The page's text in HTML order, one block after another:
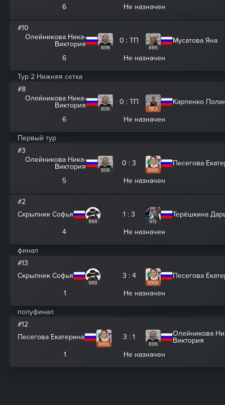
6
Не назначен
#10
Олейникова Ника-
Виктория
806
0 : ТП
886
Мусатова Яна
6 Не назначен
Тур 2 Нижняя сетка
#8
Олейникова Ника-
Виктория
806
0 : ТП
1183
Карпенко
6 Не назначен
Первый тур
#3
Олейникова Ника-
Виктория
806
0 : 3
1069
Песегова
5 Не назначен
#2
Скрыпник Софья
988
1 : 3
913
Терёшкина
4 Не назначен
финал
#13
Скрыпник Софья
988
3 : 4
1069
Песегова
1 Не назначен
полуфинал
#12
Песегова Екатерина
1069
3 : 1
806
Олейникова
Виктория
1
Не назначен